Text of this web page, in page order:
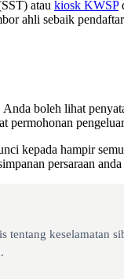
atau kiosk KWSP
ahli sebaik
boleh lihat
kepada hampir
persaraan
tentang keselamatan